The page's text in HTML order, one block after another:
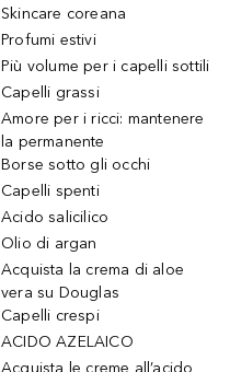
Skincare coreana
Profumi estivi
Più volume per i capelli sottili
Capelli grassi
Amore per i ricci: mantenere
la permanente
Borse sotto gli occhi
Capelli spenti
Acido salicilico
Olio di argan
Acquista la crema di aloe
vera su Douglas
Capelli crespi
ACIDO AZELAICO
Acquista le creme all’acido